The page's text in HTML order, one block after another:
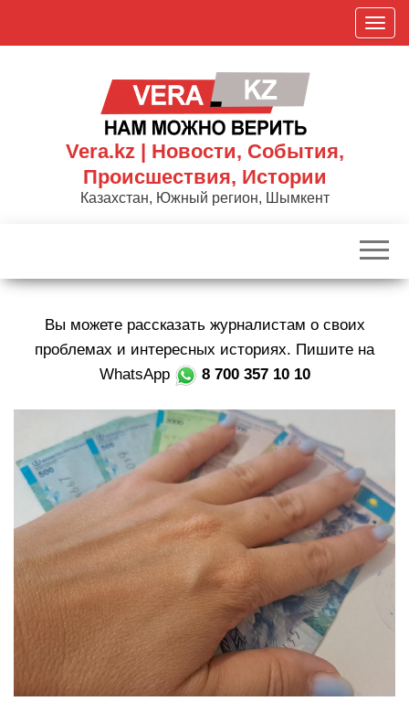
П
о
к
р
а
ц
и
ю
Vera.kz | Новости, События,
Происшествия, Истории
Казахстан, Южный регион, Шымкент
Вы можете рассказать журналистам о своих
проблемах и интересных историях. Пишите на
WhatsApp
8 700 357 10 10